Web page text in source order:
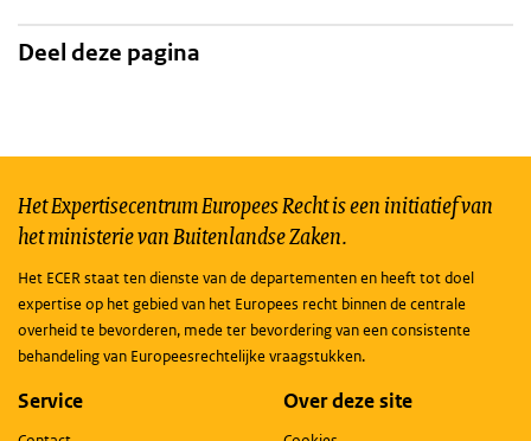
Deel deze pagina
Het Expertisecentrum Europees Recht is een initiatief van
het ministerie van Buitenlandse Zaken.
Het ECER staat ten dienste van de departementen en heeft tot doel
expertise op het gebied van het Europees recht binnen de centrale
overheid te bevorderen, mede ter bevordering van een consistente
behandeling van Europeesrechtelijke vraagstukken.
Service Over deze site